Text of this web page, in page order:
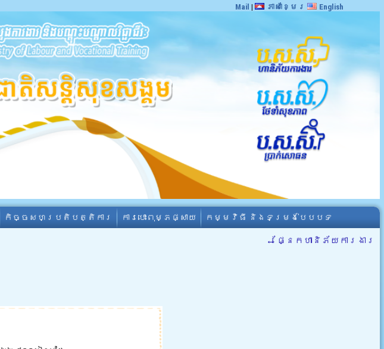
Mail | ភាសាខ្មែរ English
កិច្ចសហប្រតិបត្តិការ ការបោះពុម្ភផ្សាយ កម្មវិធី និងទម្រង់បែបបទ
←ផ្នែកហានិភ័យការងារ